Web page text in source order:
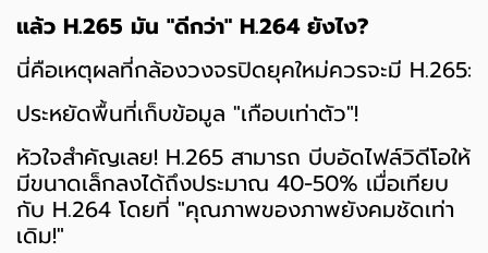
แล้ว H.265 มัน "ดีกว่า" H.264 ยังไง?
นี่คือเหตุผลที่กล้องวงจรปิดยุคใหม่ควรจะมี H.265:
ประหยัดพื้นที่เก็บข้อมูล "เกือบเท่าตัว"!
หัวใจสำคัญเลย! H.265 สามารถ บีบอัดไฟล์วิดีโอให้
มีขนาดเล็กลงได้ถึงประมาณ 40-50% เมื่อเทียบ
กับ H.264 โดยที่ "คุณภาพของภาพยังคมชัดเท่า
เดิม!"